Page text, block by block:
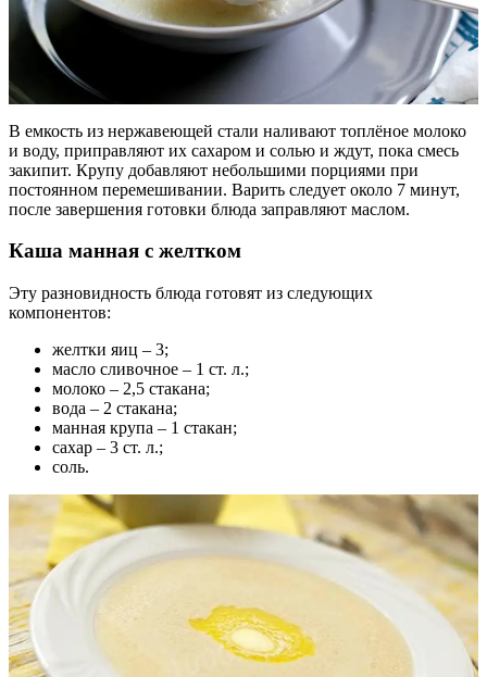
В емкость из нержавеющей стали наливают топлёное молоко
и воду, приправляют их сахаром и солью и ждут, пока смесь
закипит. Крупу добавляют небольшими порциями при
постоянном перемешивании. Варить следует около 7 минут,
после завершения готовки блюда заправляют маслом.
Каша манная с желтком
Эту разновидность блюда готовят из следующих
компонентов:
желтки яиц – 3;
масло сливочное – 1 ст. л.;
молоко – 2,5 стакана;
вода – 2 стакана;
манная крупа – 1 стакан;
сахар – 3 ст. л.;
соль.